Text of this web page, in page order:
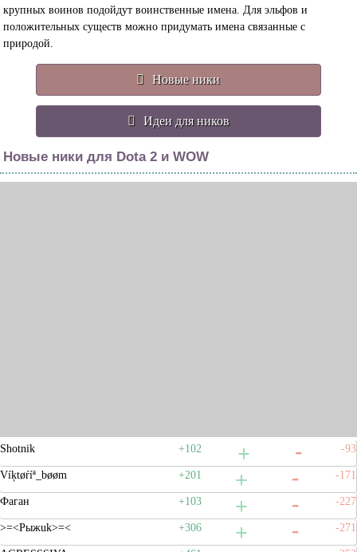
крупных воинов подойдут воинственные имена. Для эльфов и
положительных существ можно придумать имена связанные с
природой.
Новые ники
Идеи для ников
Новые ники для Dota 2 и WOW
Shotnik +102 -93
Víķtøŕíª_bøøm +201 -171
Фаган +103 -227
>=<Pыжuk>=< +306 -271